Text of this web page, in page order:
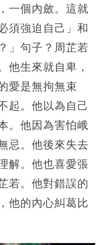
一個內斂。這就
須強迫自己」和
」句子？周芷若
他生來就自卑，
愛是無拘無束
起。他以為自己
。他因為害怕峨
忌。他後來失去
解。他也喜愛張
若。他對錯誤的
他的內心糾葛比